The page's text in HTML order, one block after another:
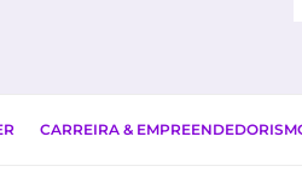
CARREIRA &